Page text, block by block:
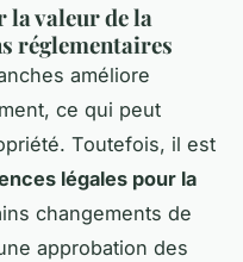
valeur de la
réglementaires
améliore
ce qui peut
Toutefois, il est
légales pour la
changements de
approbation des